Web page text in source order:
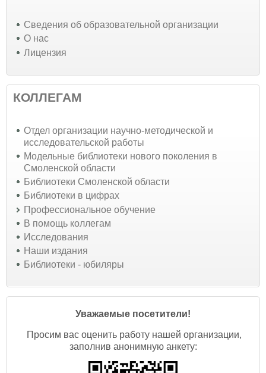
Cведения об образовательной организации
О нас
Лицензия
КОЛЛЕГАМ
Отдел организации научно-методической и
исследовательской работы
Модельные библиотеки нового поколения в
Смоленской области
Библиотеки Смоленской области
Библиотеки в цифрах
Профессиональное обучение
В помощь коллегам
Исследования
Наши издания
Библиотеки - юбиляры
Уважаемые посетители!
Просим вас оценить работу нашей организации,
заполнив анонимную анкету: